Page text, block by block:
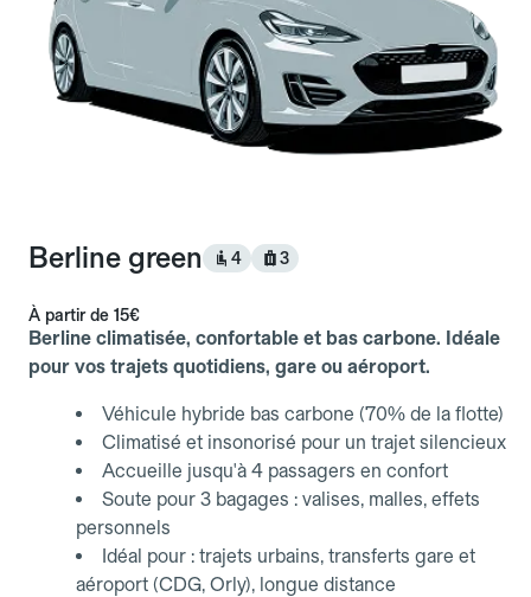
Berline green 4 3
À partir de 15€
Berline climatisée, confortable et bas carbone. Idéale
pour vos trajets quotidiens, gare ou aéroport.
Véhicule hybride bas carbone (70% de la flotte)
Climatisé et insonorisé pour un trajet silencieux
Accueille jusqu'à 4 passagers en confort
Soute pour 3 bagages : valises, malles, effets
personnels
Idéal pour : trajets urbains, transferts gare et
aéroport (CDG, Orly), longue distance